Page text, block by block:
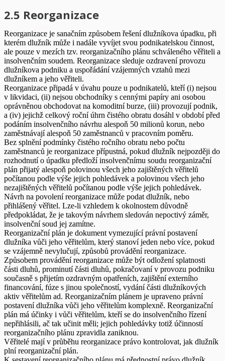
2.5 Reorganizace
Reorganizace je sanačním způsobem řešení dlužníkova úpadku, při
kterém dlužník může i nadále vyvíjet svou podnikatelskou činnost,
ale pouze v mezích tzv. reorganizačního plánu schváleného věřiteli a
insolvenčním soudem. Reorganizace sleduje ozdravení provozu
dlužníkova podniku a uspořádání vzájemných vztahů mezi
dlužníkem a jeho věřiteli.
Reorganizace připadá v úvahu pouze u podnikatelů, kteří (i) nejsou
v likvidaci, (ii) nejsou obchodníky s cennými papíry ani osobou
oprávněnou obchodovat na komoditní burze, (iii) provozují podnik,
a (iv) jejichž celkový roční úhrn čistého obratu dosáhl v období před
podáním insolvenčního návrhu alespoň 50 milionů korun, nebo
zaměstnávají alespoň 50 zaměstnanců v pracovním poměru.
Bez splnění podmínky čistého ročního obratu nebo počtu
zaměstnanců je reorganizace přípustná, pokud dlužník nejpozději do
rozhodnutí o úpadku předloží insolvenčnímu soudu reorganizační
plán přijatý alespoň polovinou všech jeho zajištěných věřitelů
počítanou podle výše jejich pohledávek a polovinou všech jeho
nezajištěných věřitelů počítanou podle výše jejich pohledávek.
Návrh na povolení reorganizace může podat dlužník, nebo
přihlášený věřitel. Lze-li vzhledem k okolnostem důvodně
předpokládat, že je takovým návrhem sledován nepoctivý záměr,
insolvenční soud jej zamítne.
Reorganizační plán je dokument vymezující právní postavení
dlužníka vůči jeho věřitelům, který stanoví jeden nebo více, pokud
se vzájemně nevylučují, způsobů provádění reorganizace.
Způsobem provádění reorganizace může být odložení splatnosti
části dluhů, prominutí části dluhů, pokračovaní v provozu podniku
současně s přijetím ozdravným opatřeních, zajištění externího
financování, fúze s jinou společností, vydání části dlužníkových
aktiv věřitelům ad. Reorganizačním plánem je upraveno právní
postavení dlužníka vůči jeho věřitelům komplexně. Reorganizační
plán má účinky i vůči věřitelům, kteří se do insolvenčního řízení
nepřihlásili, ač tak učinit měli; jejich pohledávky totiž účinností
reorganizačního plánu zpravidla zaniknou.
Věřitelé mají v průběhu reorganizace právo kontrolovat, jak dlužník
plní reorganizační plán.